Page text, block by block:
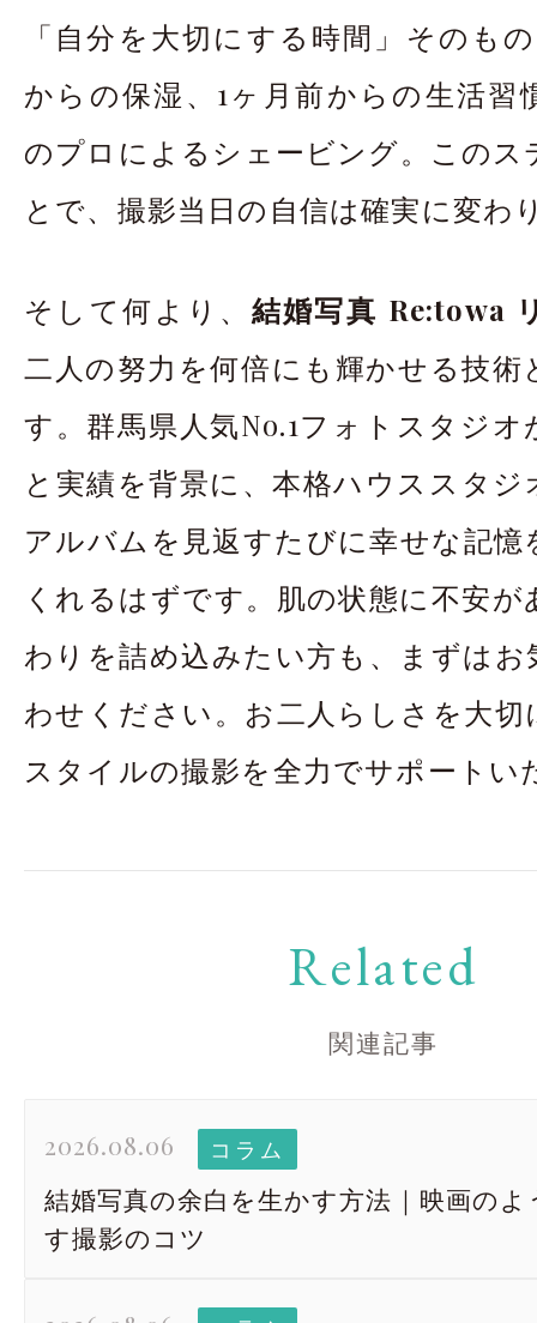
太田店
太田店
「自分を大切にする時間」そのも
からの保湿、1ヶ月前からの生活習
のプロによるシェービング。このス
とで、撮影当日の自信は確実に変わ
そして何より、 結婚写真 Re:towa
二人の努力を何倍にも輝かせる技術
す。群馬県人気No.1フォトスタジ
と実績を背景に、本格ハウススタ
アルバムを見返すたびに幸せな記憶
くれるはずです。肌の状態に不安
わりを詰め込みたい方も、まずはお
わせください。お二人らしさを大切
スタイルの撮影を全力でサポートい
Related
関連記事
2026.08.06 コラム
結婚写真の余白を生かす方法｜映画の
す撮影のコツ